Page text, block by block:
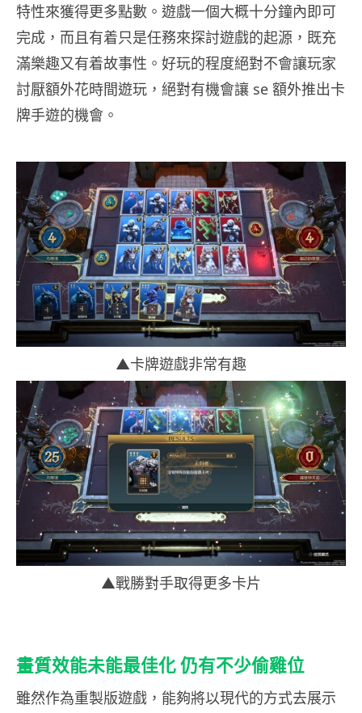
特性來獲得更多點數。遊戲一個大概十分鐘內即可
完成，而且有着只是任務來探討遊戲的起源，既充
滿樂趣又有着故事性。好玩的程度絕對不會讓玩家
討厭額外花時間遊玩，絕對有機會讓 se 額外推出卡
牌手遊的機會。
▲卡牌遊戲非常有趣
▲戰勝對手取得更多卡片
畫質效能未能最佳化 仍有不少偷雞位
雖然作為重製版遊戲，能夠將以現代的方式去展示